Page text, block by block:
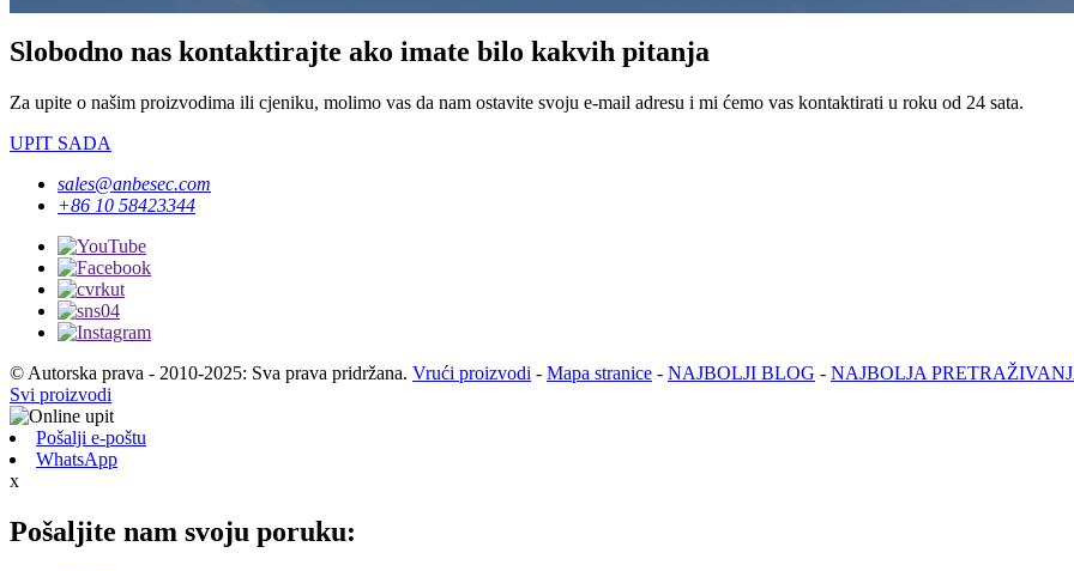
Slobodno nas kontaktirajte ako imate bilo kakvih pitanja
Za upite o našim proizvodima ili cjeniku, molimo vas da nam ostavite svoju e-mail adresu i mi ćemo vas kontaktirati u roku od 24 sata.
UPIT SADA
sales@anbesec.com
+86 10 58423344
© Autorska prava - 2010-2025: Sva prava pridržana. Vrući proizvodi - Mapa stranice - NAJBOLJI BLOG - NAJBOLJA
Svi proizvodi
Pošalji e-poštu
WhatsApp
x
Pošaljite nam svoju poruku: